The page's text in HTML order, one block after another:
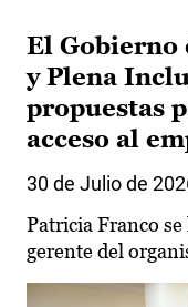
El Gobierno
y Plena
propuestas
acceso al
30 de Julio de
Patricia Franco
gerente del